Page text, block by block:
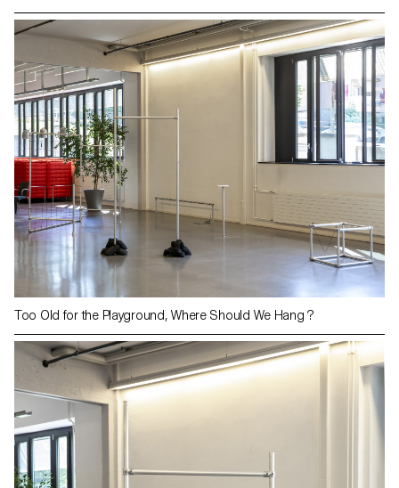
Too Old for the Playground, Where Should We Hang ?